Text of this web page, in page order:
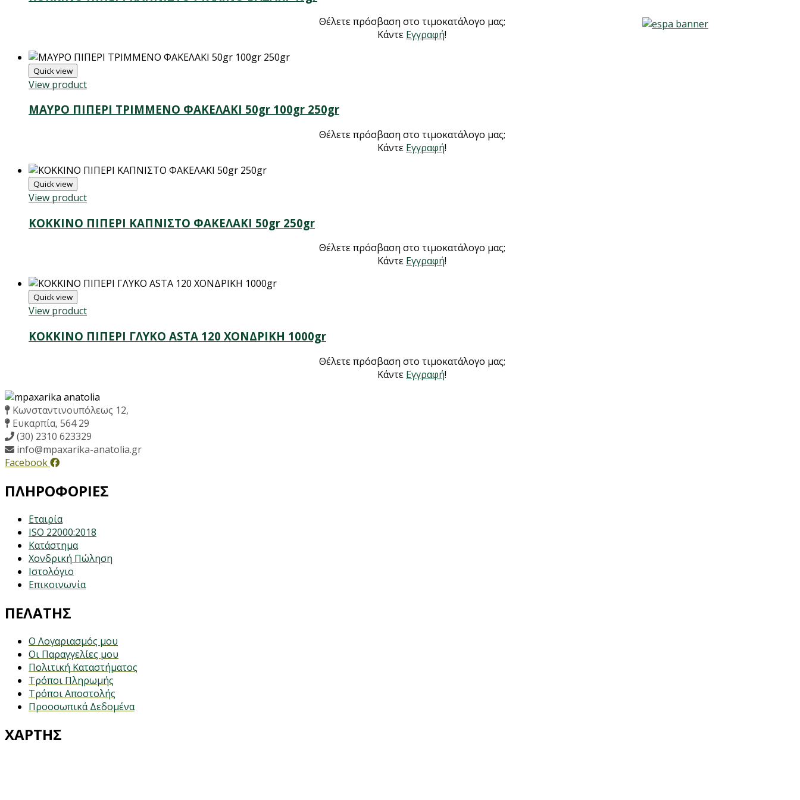
Θέλετε πρόσβαση στο τιμοκατάλογο μας;
Κάντε Εγγραφή!
Quick view
View product
ΜΑΥΡΟ ΠΙΠΕΡΙ ΤΡΙΜΜΕΝΟ ΦΑΚΕΛΑΚΙ 50gr 100gr 250gr
Θέλετε πρόσβαση στο τιμοκατάλογο μας;
Κάντε Εγγραφή!
Quick view
View product
ΚΟΚΚΙΝΟ ΠΙΠΕΡΙ ΚΑΠΝΙΣΤΟ ΦΑΚΕΛΑΚΙ 50gr 250gr
Θέλετε πρόσβαση στο τιμοκατάλογο μας;
Κάντε Εγγραφή!
Quick view
View product
ΚΟΚΚΙΝΟ ΠΙΠΕΡΙ ΓΛΥΚΟ ASTA 120 ΧΟΝΔΡΙΚΗ 1000gr
Θέλετε πρόσβαση στο τιμοκατάλογο μας;
Κάντε Εγγραφή!
Κωνσταντινουπόλεως 12,
Ευκαρπία, 564 29
(30) 2310 623329
info@mpaxarika-anatolia.gr
Facebook
ΠΛΗΡΟΦΟΡΙΕΣ
Εταιρία
ISO 22000:2018
Κατάστημα
Χονδρική Πώληση
Ιστολόγιο
Επικοινωνία
ΠΕΛΑΤΗΣ
Ο Λογαριασμός μου
Οι Παραγγελίες μου
Πολιτική Καταστήματος
Τρόποι Πληρωμής
Τρόποι Αποστολής
Προοσωπικά Δεδομένα
ΧΑΡΤΗΣ